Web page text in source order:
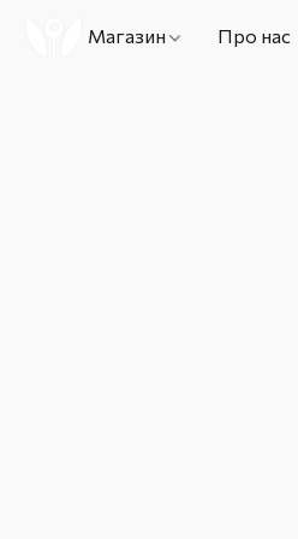
Магазин Про нас